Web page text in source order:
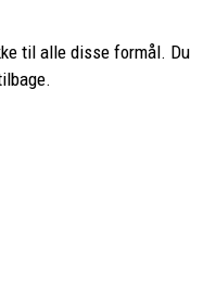
til alle disse formål. Du
dig